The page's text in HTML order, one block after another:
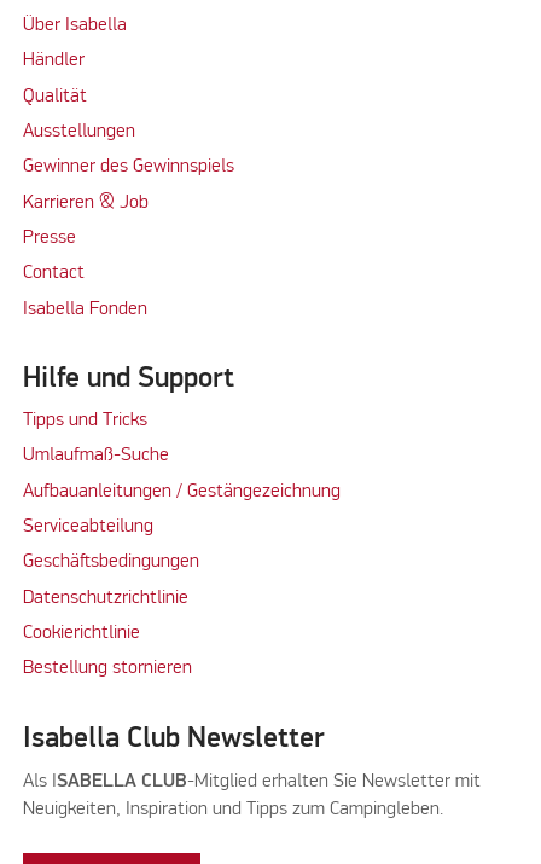
Über Isabella
Händler
Qualität
Ausstellungen
Gewinner des Gewinnspiels
Karrieren & Job
Presse
Contact
Isabella Fonden
Hilfe und Support
Tipps und Tricks
Umlaufmaß-Suche
Aufbauanleitungen / Gestängezeichnung
Serviceabteilung
Geschäftsbedingungen
Datenschutzrichtlinie
Cookierichtlinie
Bestellung stornieren
Isabella Club Newsletter
Als ISABELLA CLUB-Mitglied erhalten Sie Newsletter mit
Neuigkeiten, Inspiration und Tipps zum Campingleben.